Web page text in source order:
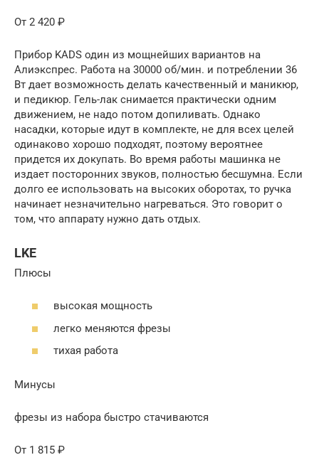
От 2 420 ₽
Прибор KADS один из мощнейших вариантов на
Алиэкспрес. Работа на 30000 об/мин. и потреблении 36
Вт дает возможность делать качественный и маникюр,
и педикюр. Гель-лак снимается практически одним
движением, не надо потом допиливать. Однако
насадки, которые идут в комплекте, не для всех целей
одинаково хорошо подходят, поэтому вероятнее
придется их докупать. Во время работы машинка не
издает посторонних звуков, полностью бесшумна. Если
долго ее использовать на высоких оборотах, то ручка
начинает незначительно нагреваться. Это говорит о
том, что аппарату нужно дать отдых.
LKE
Плюсы
высокая мощность
легко меняются фрезы
тихая работа
Минусы
фрезы из набора быстро стачиваются
От 1 815 ₽